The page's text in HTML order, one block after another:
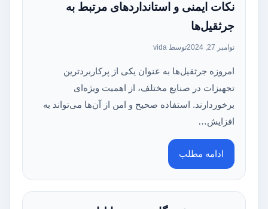
نکات ایمنی و استانداردهای مرتبط به
جرثقیل‌ها
نوامبر 27, 2024 توسط vida
امروزه جرثقیل‌ها به عنوان یکی از پرکاربردترین
تجهیزات در صنایع مختلف، از اهمیت ویژه‌ای
برخوردارند. استفاده صحیح و امن از آن‌ها می‌تواند به
افزایش…
ادامه مطلب